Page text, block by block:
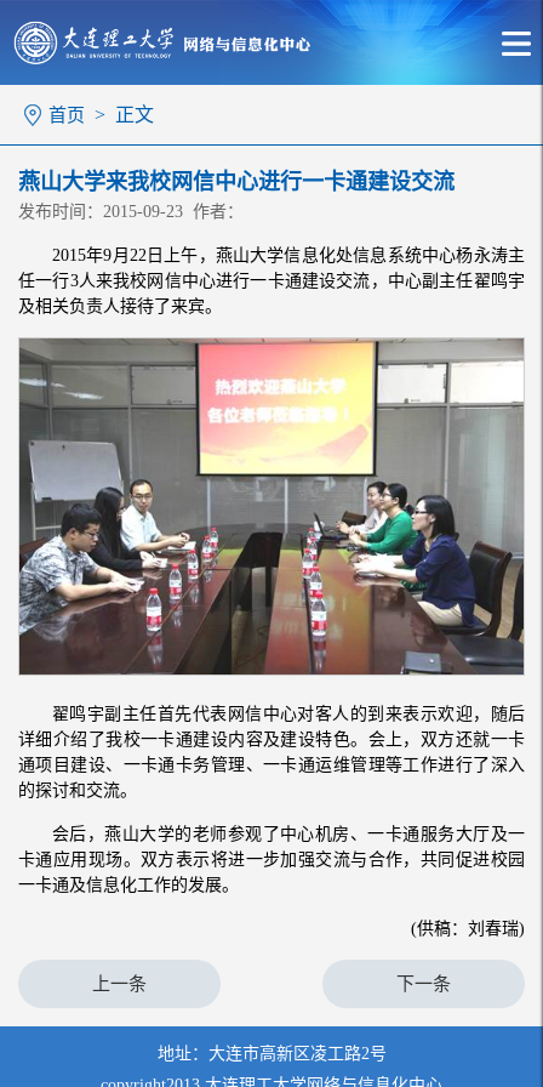
首页 > 正文
燕山大学来我校网信中心进行一卡通建设交流
发布时间：2015-09-23 作者：
2015年9月22日上午，燕山大学信息化处信息系统中心杨永涛主
任一行3人来我校网信中心进行一卡通建设交流，中心副主任翟鸣宇
及相关负责人接待了来宾。
翟鸣宇副主任首先代表网信中心对客人的到来表示欢迎，随后
详细介绍了我校一卡通建设内容及建设特色。会上，双方还就一卡
通项目建设、一卡通卡务管理、一卡通运维管理等工作进行了深入
的探讨和交流。
会后，燕山大学的老师参观了中心机房、一卡通服务大厅及一
卡通应用现场。双方表示将进一步加强交流与合作，共同促进校园
一卡通及信息化工作的发展。
(供稿：刘春瑞)
上一条 下一条
地址：大连市高新区凌工路2号